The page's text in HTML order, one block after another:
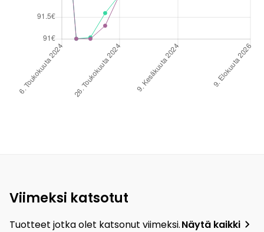
Viimeksi katsotut
Tuotteet jotka olet katsonut viimeksi.Näytä kaikki